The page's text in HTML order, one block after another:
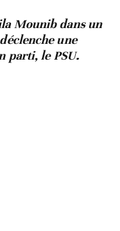
Mounib dans un
une
parti, le PSU.